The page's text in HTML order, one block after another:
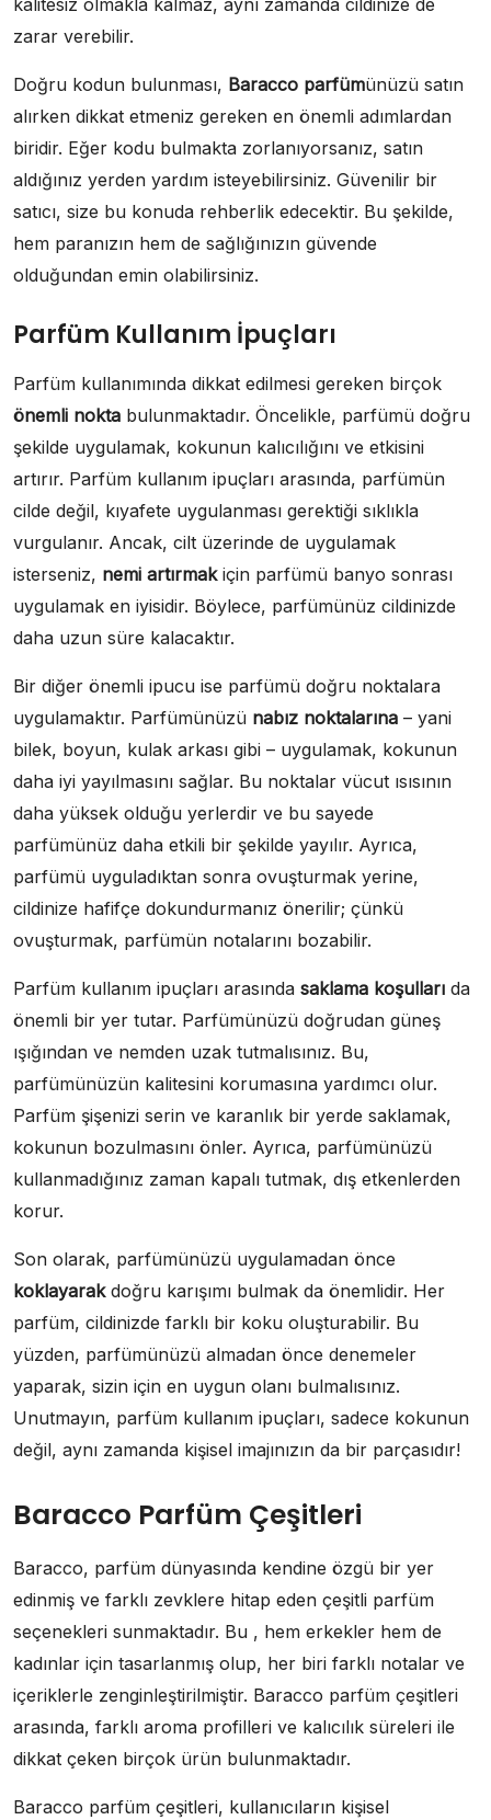
kalitesiz olmakla kalmaz, aynı zamanda cildinize de
zarar verebilir.
Doğru kodun bulunması, Baracco parfümünüzü satın
alırken dikkat etmeniz gereken en önemli adımlardan
biridir. Eğer kodu bulmakta zorlanıyorsanız, satın
aldığınız yerden yardım isteyebilirsiniz. Güvenilir bir
satıcı, size bu konuda rehberlik edecektir. Bu şekilde,
hem paranızın hem de sağlığınızın güvende
olduğundan emin olabilirsiniz.
Parfüm Kullanım İpuçları
Parfüm kullanımında dikkat edilmesi gereken birçok
önemli nokta bulunmaktadır. Öncelikle, parfümü doğru
şekilde uygulamak, kokunun kalıcılığını ve etkisini
artırır. Parfüm kullanım ipuçları arasında, parfümün
cilde değil, kıyafete uygulanması gerektiği sıklıkla
vurgulanır. Ancak, cilt üzerinde de uygulamak
isterseniz, nemi artırmakiçin parfümü banyo sonrası
uygulamak en iyisidir. Böylece, parfümünüz cildinizde
daha uzun süre kalacaktır.
Bir diğer önemli ipucu ise parfümü doğru noktalara
uygulamaktır. Parfümünüzü nabız noktalarına – yani
bilek, boyun, kulak arkası gibi – uygulamak, kokunun
daha iyi yayılmasını sağlar. Bu noktalar vücut ısısının
daha yüksek olduğu yerlerdir ve bu sayede
parfümünüz daha etkili bir şekilde yayılır. Ayrıca,
parfümü uyguladıktan sonra ovuşturmak yerine,
cildinize hafifçe dokundurmanız önerilir; çünkü
ovuşturmak, parfümün notalarını bozabilir.
Parfüm kullanım ipuçları arasında saklama koşulları da
önemli bir yer tutar. Parfümünüzü doğrudan güneş
ışığından ve nemden uzak tutmalısınız. Bu,
parfümünüzün kalitesini korumasına yardımcı olur.
Parfüm şişenizi serin ve karanlık bir yerde saklamak,
kokunun bozulmasını önler. Ayrıca, parfümünüzü
kullanmadığınız zaman kapalı tutmak, dış etkenlerden
korur.
Son olarak, parfümünüzü uygulamadan önce
koklayarakdoğru karışımı bulmak da önemlidir. Her
parfüm, cildinizde farklı bir koku oluşturabilir. Bu
yüzden, parfümünüzü almadan önce denemeler
yaparak, sizin için en uygun olanı bulmalısınız.
Unutmayın, parfüm kullanım ipuçları, sadece kokunun
değil, aynı zamanda kişisel imajınızın da bir parçasıdır!
Baracco Parfüm Çeşitleri
Baracco, parfüm dünyasında kendine özgü bir yer
edinmiş ve farklı zevklere hitap eden çeşitli parfüm
seçenekleri sunmaktadır. Bu , hem erkekler hem de
kadınlar için tasarlanmış olup, her biri farklı notalar ve
içeriklerle zenginleştirilmiştir. Baracco parfüm çeşitleri
arasında, farklı aroma profilleri ve kalıcılık süreleri ile
dikkat çeken birçok ürün bulunmaktadır.
Baracco parfüm çeşitleri, kullanıcıların kişisel